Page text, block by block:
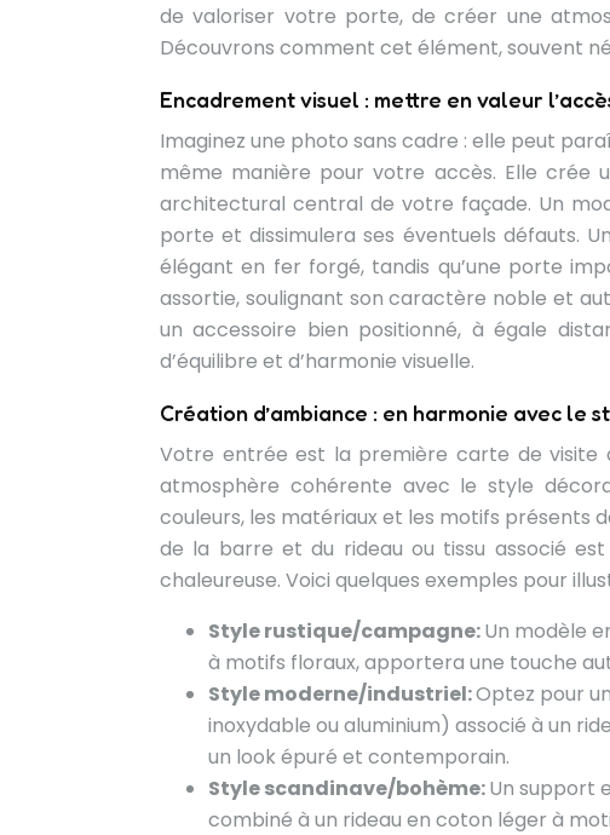
de valoriser votre porte, de créer une
Découvrons comment cet élément, souvent
Encadrement visuel : mettre en valeur
Imaginez une photo sans cadre : elle peut
même manière pour votre accès. Elle crée
architectural central de votre façade. Un
porte et dissimulera ses éventuels défauts.
élégant en fer forgé, tandis qu’une porte
assortie, soulignant son caractère noble et
un accessoire bien positionné, à égale
d’équilibre et d’harmonie visuelle.
Création d’ambiance : en harmonie avec le
Votre entrée est la première carte de visite
atmosphère cohérente avec le style
couleurs, les matériaux et les motifs présents
de la barre et du rideau ou tissu associé
chaleureuse. Voici quelques exemples pour
Style rustique/campagne:Un modèle
à motifs floraux, apportera une touche
Style moderne/industriel:Optez pour
inoxydable ou aluminium) associé à un
un look épuré et contemporain.
Style scandinave/bohème:Un support
combiné à un rideau en coton léger à